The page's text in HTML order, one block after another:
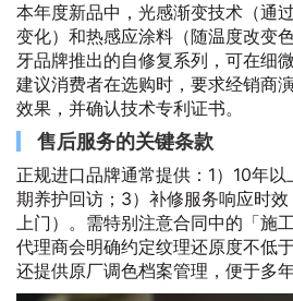
本年度新品中，光感渐变技术（通
变化）和热感应涂料（随温度改变
牙品牌推出的自修复系列，可在细
建议消费者在选购时，要求经销商
效果，并确认技术专利证书。
售后服务的关键条款
正规进口品牌通常提供：1）10年
期养护回访；3）补修服务响应时
上门）。需特别注意合同中的「施
代理商会明确约定纹理还原度不低
还提供原厂调色档案管理，便于多